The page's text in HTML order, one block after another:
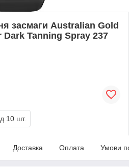
засмаги Australian Gold
Tanning Spray 237
10 шт.
Доставка Оплата Умови